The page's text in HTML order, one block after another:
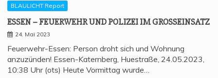
BLAULICHT Report
ESSEN – FEU­ER­WEHR UND POLI­ZEI IM GROSSEINSATZ
24. Mai 2023
Feuerwehr-Essen: Person droht sich und Wohnung
anzuzünden! Essen-Katernberg, Huestraße, 24.05.2023,
10:38 Uhr (ots) Heute Vormittag wurde…